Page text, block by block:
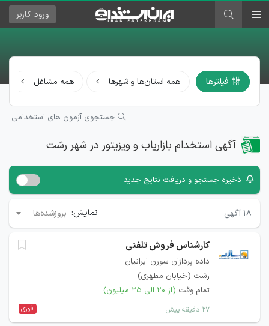
ورود کاربر
فیلترها همه استان‌ها و شهرها همه مشاغل
جستجوی آزمون های استخدامی
آگهی استخدام بازاریاب و ویزیتور در شهر رشت
ذخیره جستجو و دریافت نتایج جدید
۱۸ آگهی نمایش: بروزشده‌ها
کارشناس فروش تلفنی
داده پردازان سورن ایرانیان
رشت (خیابان مطهری)
تمام وقت (از ۲۰ الی ۲۵ میلیون)
۲۷ دقیقه پیش فوری